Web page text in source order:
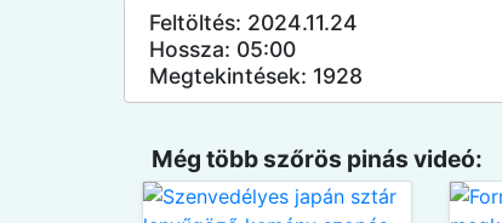
Feltöltés: 2024.11.24
Hossza: 05:00
Megtekintések: 1928
Még több szőrös pinás videó: